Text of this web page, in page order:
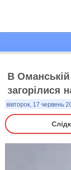
В Оманській
загорілися
вівторок, 17 червень